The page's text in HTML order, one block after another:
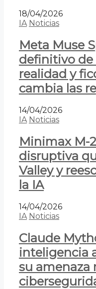
18/04/2026
IA Noticias
Meta Muse
definitivo de
realidad y
cambia las
14/04/2026
IA Noticias
Minimax M-
disruptiva
Valley y
la IA
14/04/2026
IA Noticias
Claude
inteligencia
su amenaza